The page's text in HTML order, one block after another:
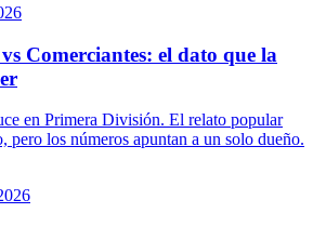
Comerciantes: el dato que la
en Primera División. El relato popular
pero los números apuntan a un solo dueño.